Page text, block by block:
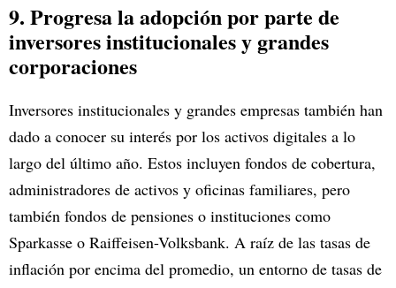
9. Progresa la adopción por parte de
inversores institucionales y grandes
corporaciones
Inversores institucionales y grandes empresas también han
dado a conocer su interés por los activos digitales a lo
largo del último año. Estos incluyen fondos de cobertura,
administradores de activos y oficinas familiares, pero
también fondos de pensiones o instituciones como
Sparkasse o Raiffeisen-Volksbank. A raíz de las tasas de
inflación por encima del promedio, un entorno de tasas de